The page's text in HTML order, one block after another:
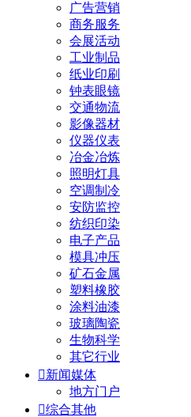
广告营销
商务服务
会展活动
工业制品
纸业印刷
钟表眼镜
交通物流
影像器材
仪器仪表
冶金冶炼
照明灯具
空调制冷
安防监控
纺织印染
电子产品
模具冲压
矿石金属
塑料橡胶
涂料油漆
玻璃陶瓷
生物科学
其它行业
新闻媒体
地方门户
综合其他